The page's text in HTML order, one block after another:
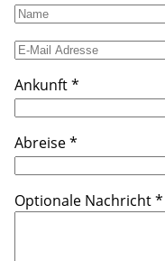
Ankunft*
Abreise*
Optionale Nachricht*